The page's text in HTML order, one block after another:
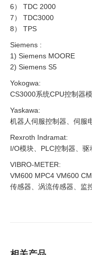
6） TDC 2000
7） TDC3000
8） TPS
Siemens :
1) Siemens MOORE
2) Siemens S5
Yokogwa:
CS3000系统CPU控制器
Yaskawa:
机器人伺服控制器、伺服
Rexroth Indramat:
I/O模块、PLC控制器、驱
VIBRO-METER:
VM600 MPC4 VM600
传感器、涡流传感器、监